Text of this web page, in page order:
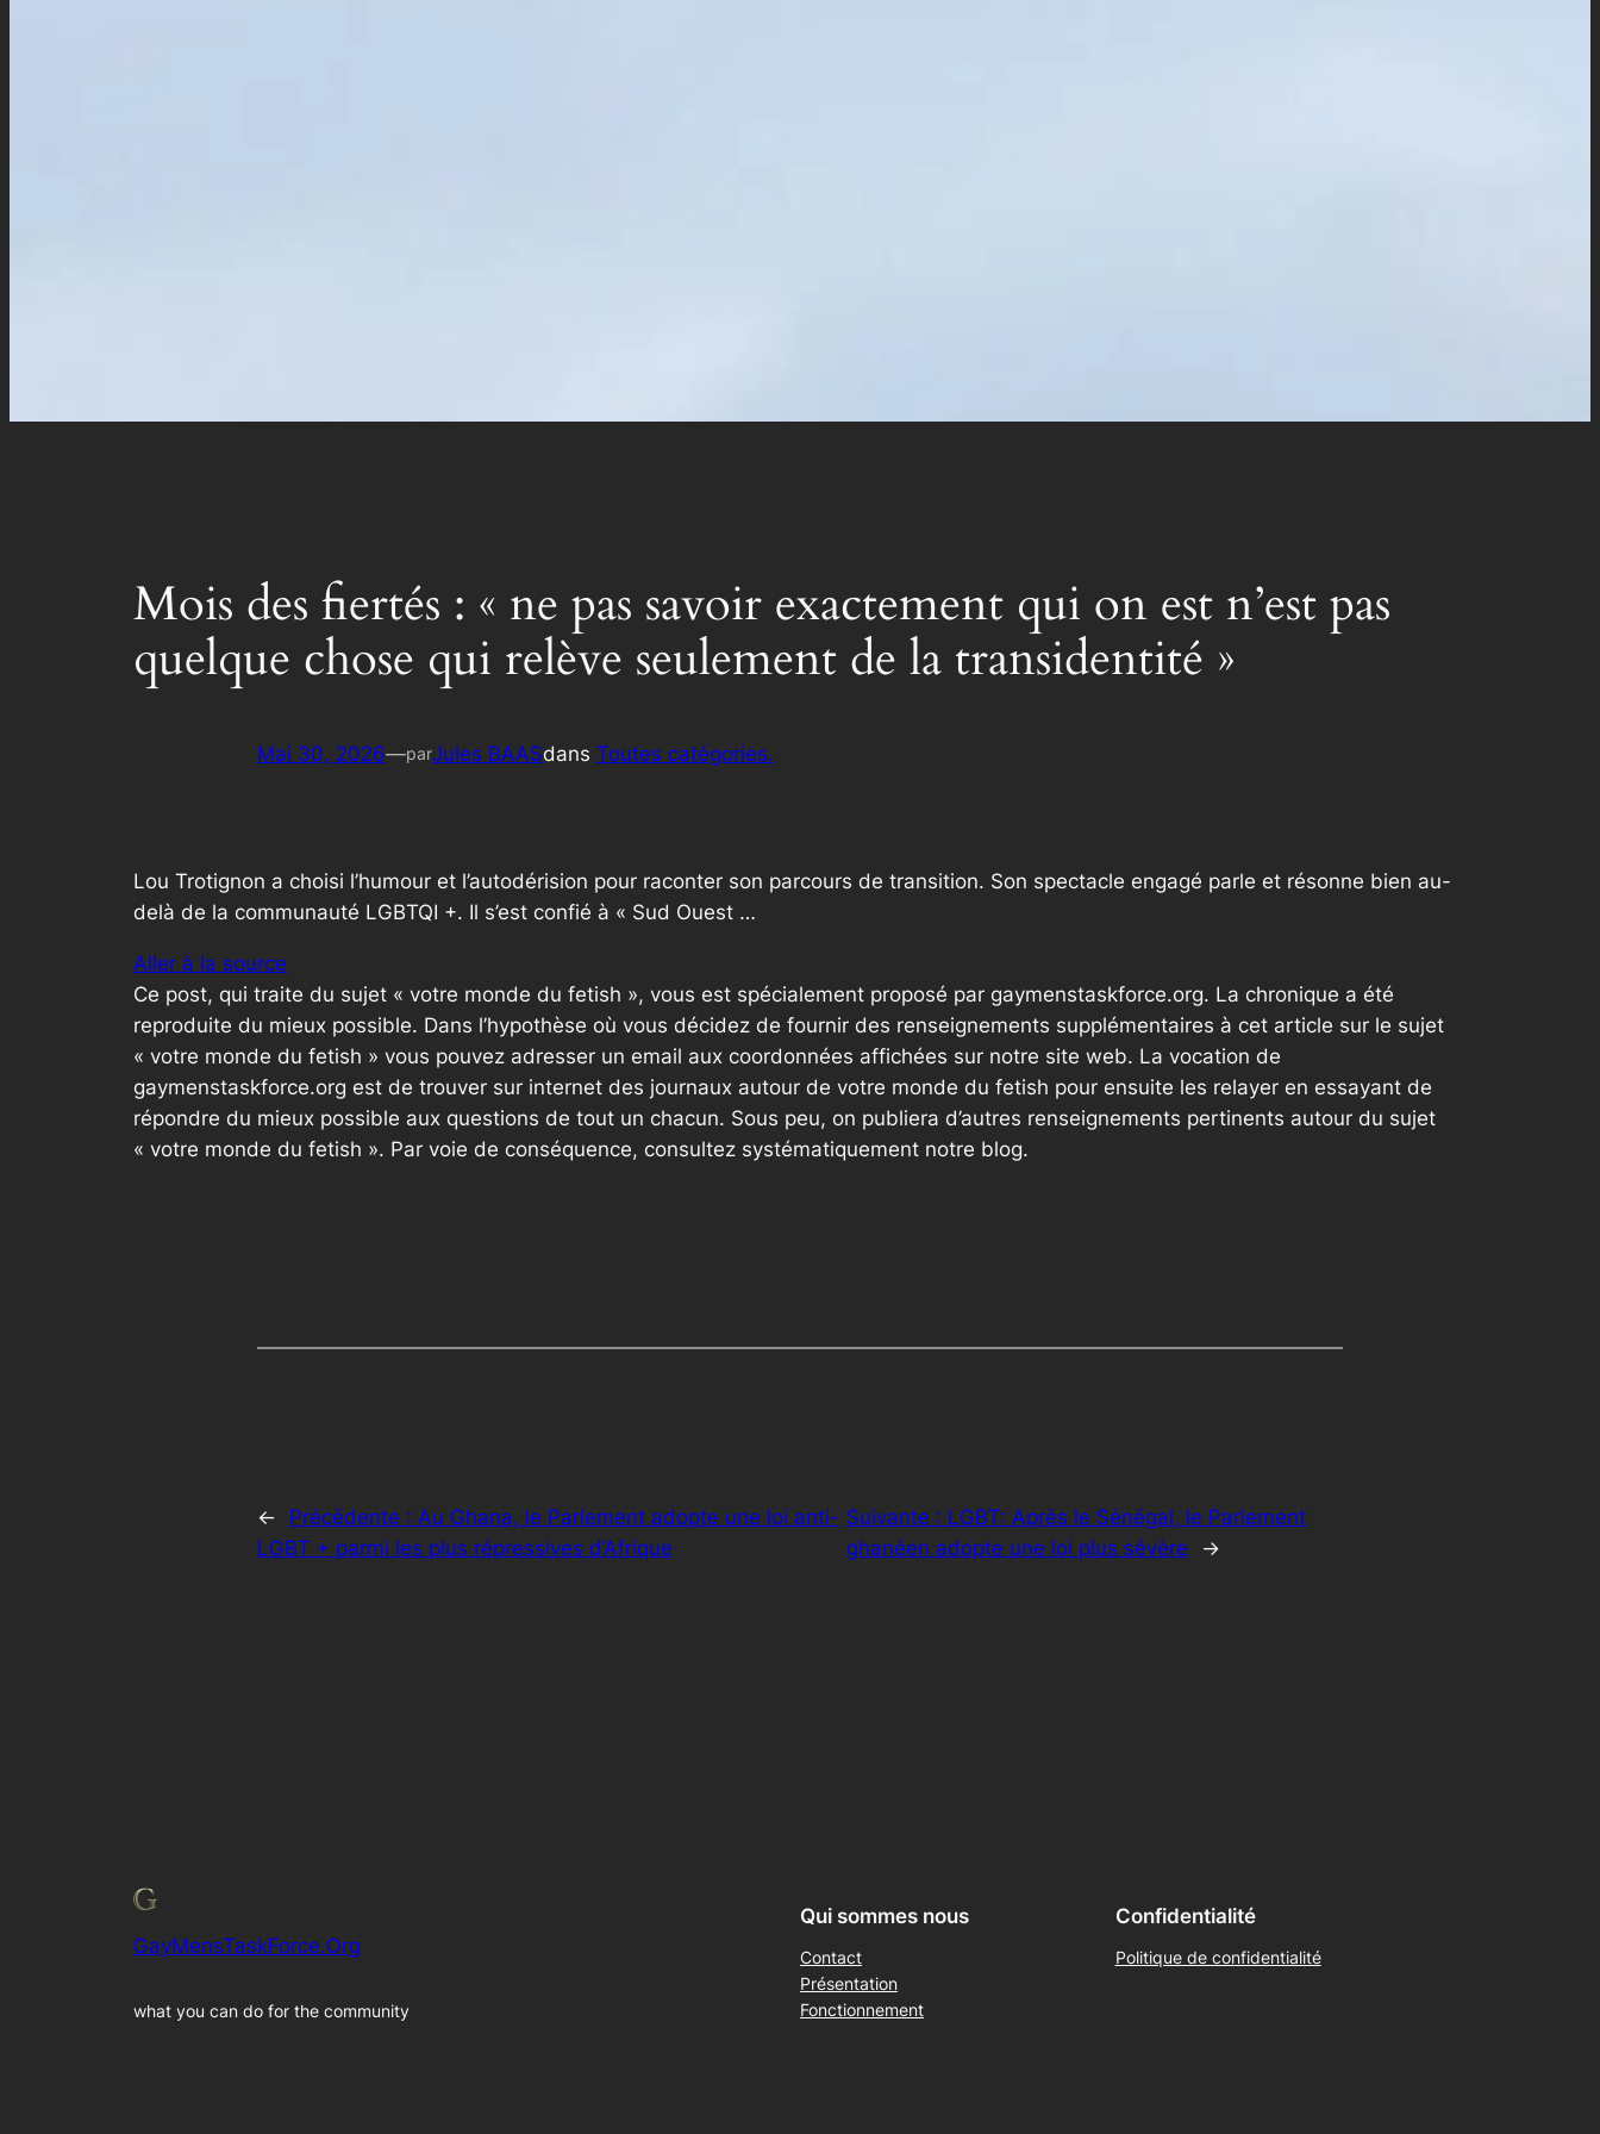
Mois des fiertés : « ne pas savoir exactement qui on est n’est pas
quelque chose qui relève seulement de la transidentité »
Mai 30, 2026—parJules BAASdans Toutes catégories.
Lou Trotignon a choisi l’humour et l’autodérision pour raconter son parcours de transition. Son spectacle engagé parle et résonne bien au-
delà de la communauté LGBTQI +. Il s’est confié à « Sud Ouest …
Aller à la source
Ce post, qui traite du sujet « votre monde du fetish », vous est spécialement proposé par gaymenstaskforce.org. La chronique a été
reproduite du mieux possible. Dans l’hypothèse où vous décidez de fournir des renseignements supplémentaires à cet article sur le sujet
« votre monde du fetish » vous pouvez adresser un email aux coordonnées affichées sur notre site web. La vocation de
gaymenstaskforce.org est de trouver sur internet des journaux autour de votre monde du fetish pour ensuite les relayer en essayant de
répondre du mieux possible aux questions de tout un chacun. Sous peu, on publiera d’autres renseignements pertinents autour du sujet
« votre monde du fetish ». Par voie de conséquence, consultez systématiquement notre blog.
← Précédente : Au Ghana, le Parlement adopte une loi anti-
LGBT + parmi les plus répressives d’Afrique
Suivante : LGBT: Après le Sénégal, le Parlement
ghanéen adopte une loi plus sévère
→
GayMensTaskForce.Org
what you can do for the community
Qui sommes nous
Contact
Présentation
Fonctionnement
Confidentialité
Politique de confidentialité